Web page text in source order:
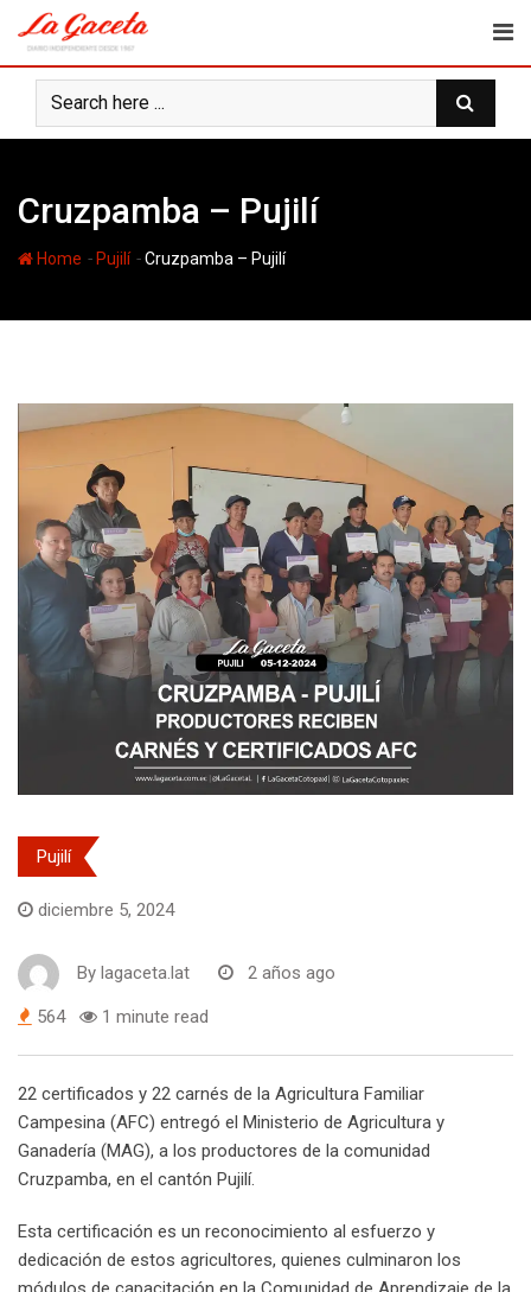
content
Cruzpamba – Pujilí
Home - Pujilí-Cruzpamba – Pujilí
Pujilí
diciembre 5, 2024
By lagaceta.lat 2 años ago
564 1 minute read
22 certificados y 22 carnés de la Agricultura Familiar
Campesina (AFC) entregó el Ministerio de Agricultura y
Ganadería (MAG), a los productores de la comunidad
Cruzpamba, en el cantón Pujilí.
Esta certificación es un reconocimiento al esfuerzo y
dedicación de estos agricultores, quienes culminaron los